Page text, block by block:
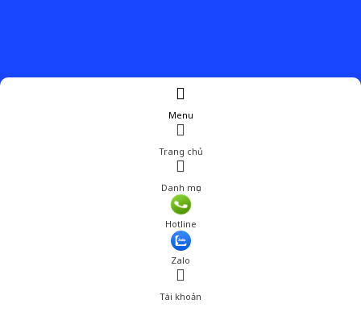
Menu
Trang chủ
Danh mục
Hotline
Zalo
Tài khoản